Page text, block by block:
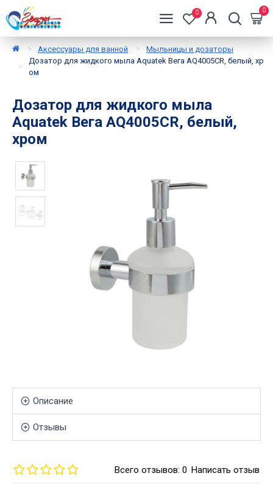
0 0
Аксессуары для ванной
Мыльницы и дозаторы
Дозатор для жидкого мыла Aquatek Вега AQ4005CR, белый, хр
ом
Дозатор для жидкого мыла
Aquatek Вега AQ4005CR, белый,
хром
Описание
Отзывы
Всего отзывов: 0 Написать отзыв